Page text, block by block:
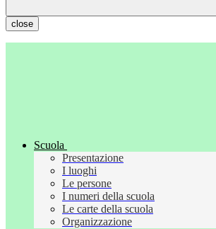
close
Scuola
Presentazione
I luoghi
Le persone
I numeri della scuola
Le carte della scuola
Organizzazione